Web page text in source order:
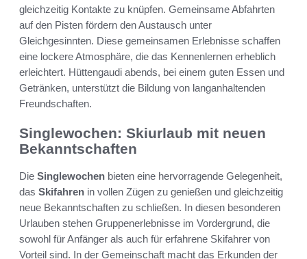
gleichzeitig Kontakte zu knüpfen. Gemeinsame Abfahrten
auf den Pisten fördern den Austausch unter
Gleichgesinnten. Diese gemeinsamen Erlebnisse schaffen
eine lockere Atmosphäre, die das Kennenlernen erheblich
erleichtert. Hüttengaudi abends, bei einem guten Essen und
Getränken, unterstützt die Bildung von langanhaltenden
Freundschaften.
Singlewochen: Skiurlaub mit neuen
Bekanntschaften
Die Singlewochen bieten eine hervorragende Gelegenheit,
das Skifahren in vollen Zügen zu genießen und gleichzeitig
neue Bekanntschaften zu schließen. In diesen besonderen
Urlauben stehen Gruppenerlebnisse im Vordergrund, die
sowohl für Anfänger als auch für erfahrene Skifahrer von
Vorteil sind. In der Gemeinschaft macht das Erkunden der